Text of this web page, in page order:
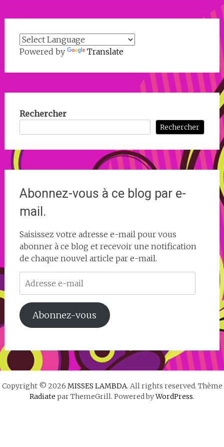
Powered by Translate
Rechercher
Rechercher
Abonnez-vous à ce blog par e-
mail.
Saisissez votre adresse e-mail pour vous
abonner à ce blog et recevoir une notification
de chaque nouvel article par e-mail.
Adresse
e-
mail
Abonnez-vous
Copyright © 2026 MISSES LAMBDA. All rights reserved. Thème
Radiate par ThemeGrill. Powered byWordPress.